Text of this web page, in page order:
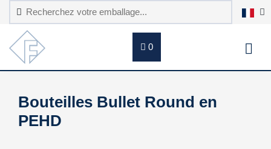
0
Bouteilles Bullet Round en
PEHD